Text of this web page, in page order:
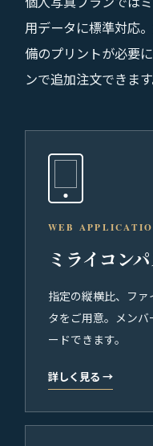
用データに標準対応
備のプリントが必要
ンで追加注文できます
WEB
ミライコン
指定の縦横比、フ
タをご用意。メン
ードできます。
詳しく見る →